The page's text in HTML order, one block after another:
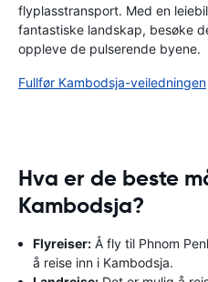
flyplasstransport. Med en
fantastiske landskap, besøke
oppleve de pulserende byene.
Fullfør Kambodsja-veiledningen
Hva er de beste
Kambodsja?
Flyreiser: Å fly til Phnom
å reise inn i Kambodsja.